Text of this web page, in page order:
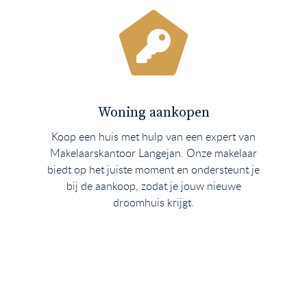
Woning aankopen
Koop een huis met hulp van een expert van
Makelaarskantoor Langejan. Onze makelaar
biedt op het juiste moment en ondersteunt je
bij de aankoop, zodat je jouw nieuwe
droomhuis krijgt.